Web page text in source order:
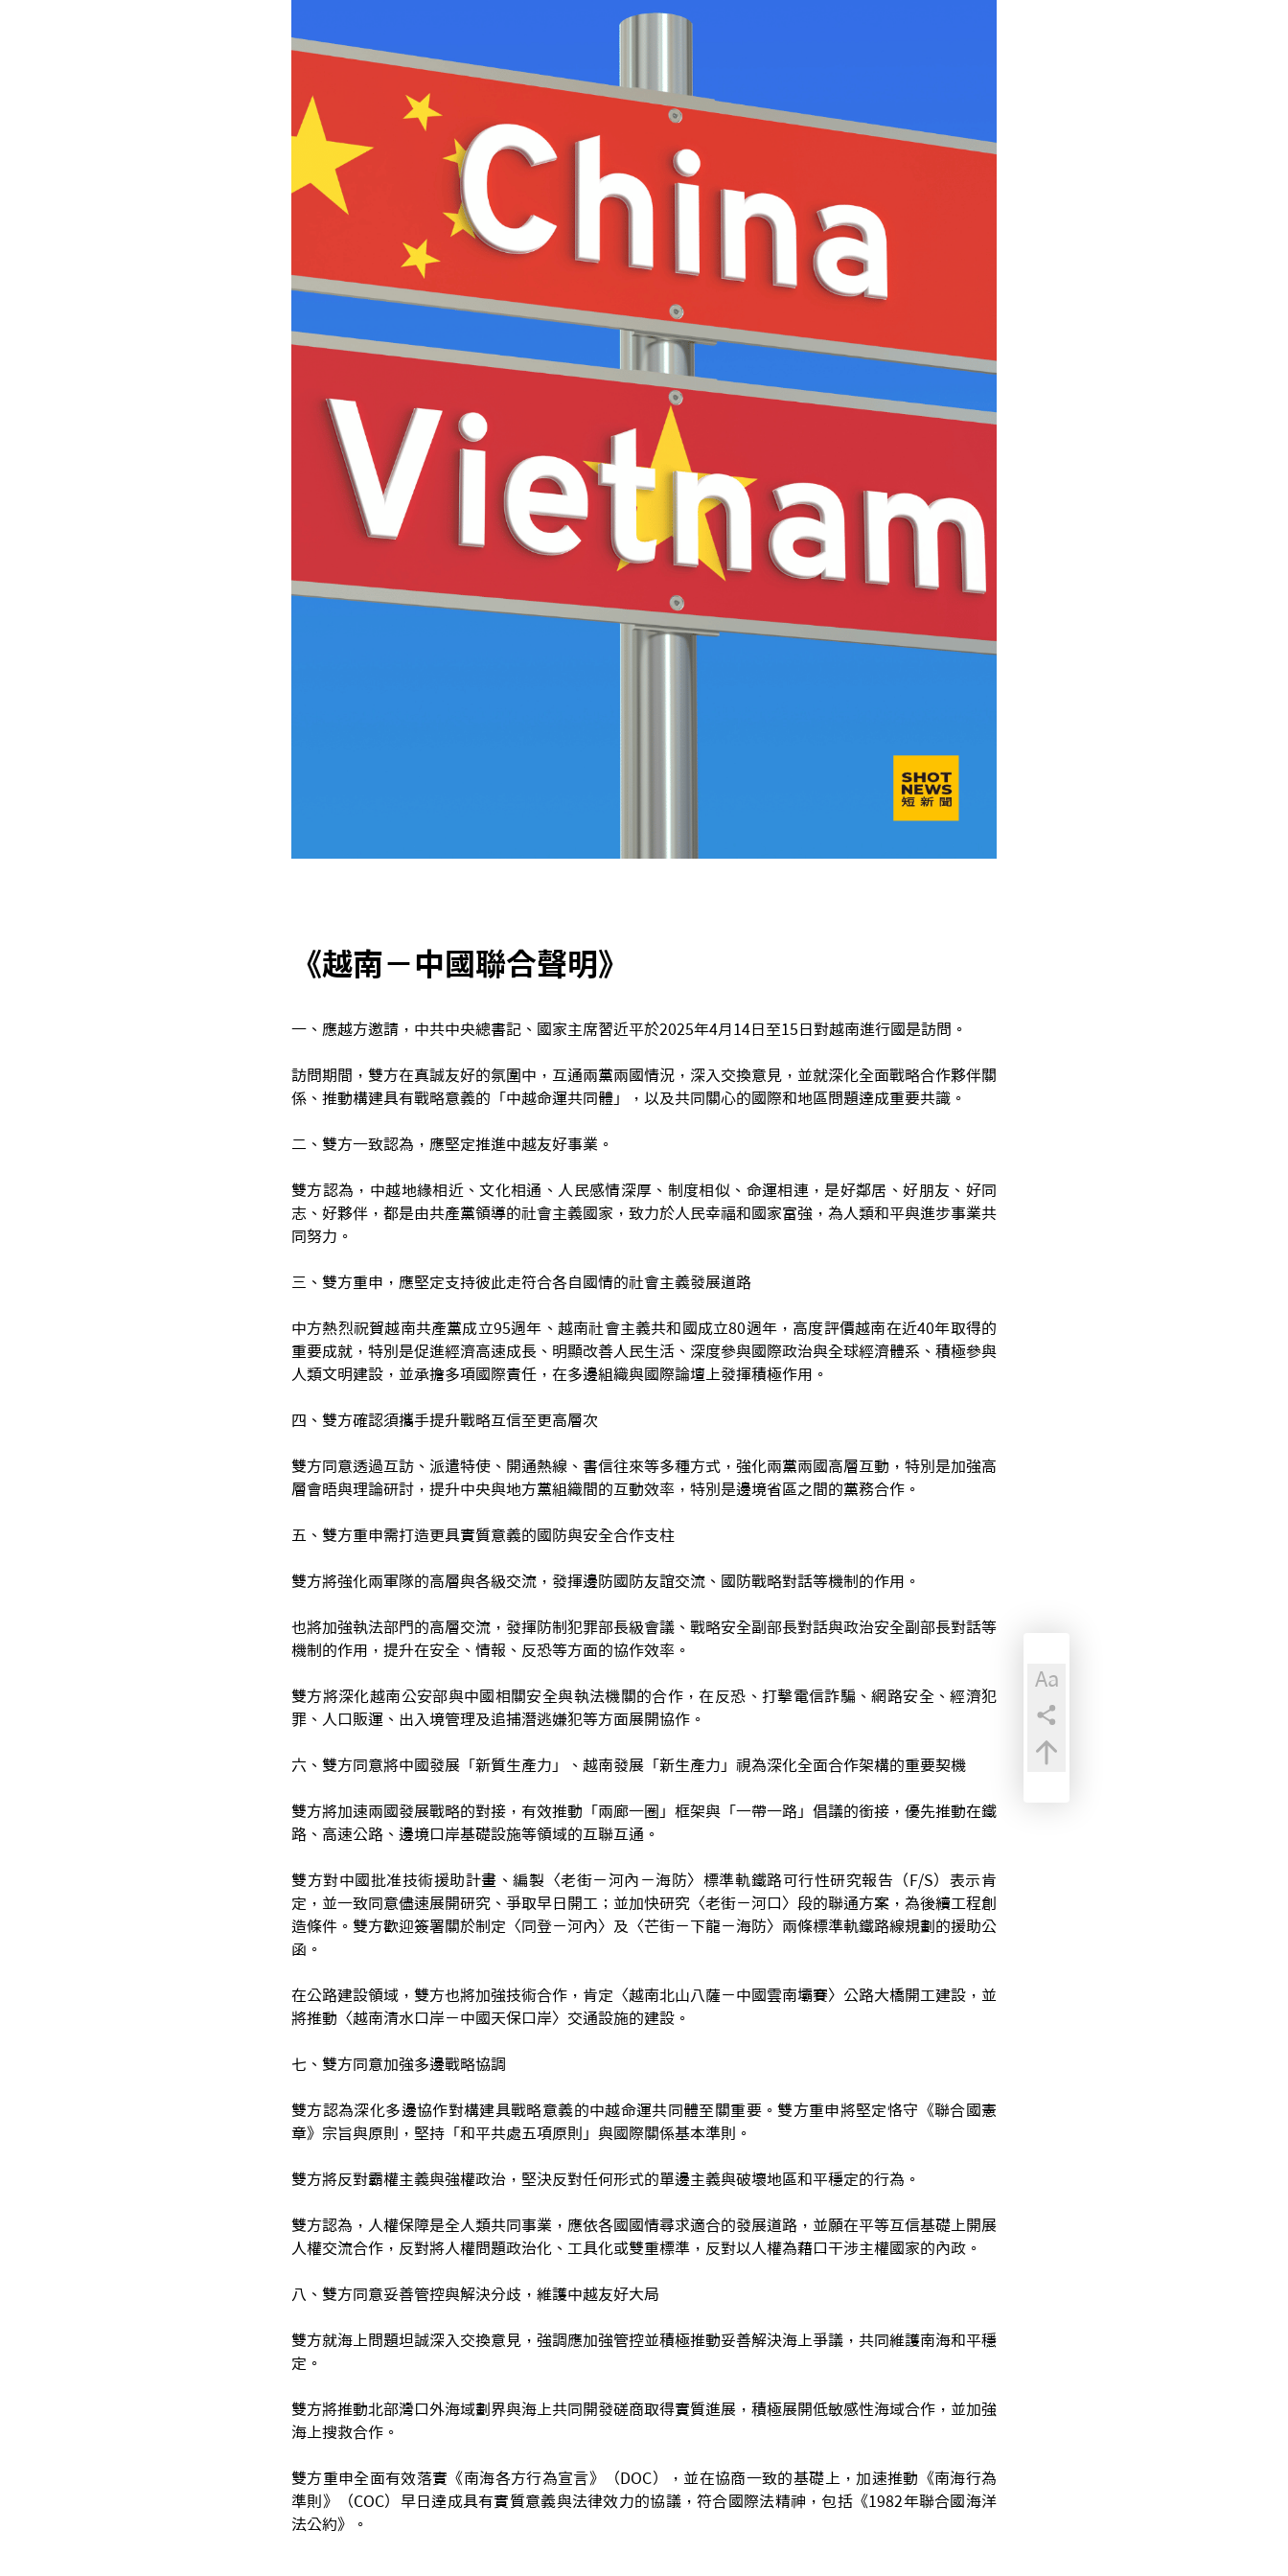
《越南－中國聯合聲明》
一、應越方邀請，中共中央總書記、國家主席習近平於2025年4月14日至15日對越南進行國是訪問。
訪問期間，雙方在真誠友好的氛圍中，互通兩黨兩國情況，深入交換意見，並就深化全面戰略合作夥伴關
係、推動構建具有戰略意義的「中越命運共同體」，以及共同關心的國際和地區問題達成重要共識。
二、雙方一致認為，應堅定推進中越友好事業。
雙方認為，中越地緣相近、文化相通、人民感情深厚、制度相似、命運相連，是好鄰居、好朋友、好同
志、好夥伴，都是由共產黨領導的社會主義國家，致力於人民幸福和國家富強，為人類和平與進步事業共
同努力。
三、雙方重申，應堅定支持彼此走符合各自國情的社會主義發展道路
中方熱烈祝賀越南共產黨成立95週年、越南社會主義共和國成立80週年，高度評價越南在近40年取得的
重要成就，特別是促進經濟高速成長、明顯改善人民生活、深度參與國際政治與全球經濟體系、積極參與
人類文明建設，並承擔多項國際責任，在多邊組織與國際論壇上發揮積極作用。
四、雙方確認須攜手提升戰略互信至更高層次
雙方同意透過互訪、派遣特使、開通熱線、書信往來等多種方式，強化兩黨兩國高層互動，特別是加強高
層會晤與理論研討，提升中央與地方黨組織間的互動效率，特別是邊境省區之間的黨務合作。
五、雙方重申需打造更具實質意義的國防與安全合作支柱
雙方將強化兩軍隊的高層與各級交流，發揮邊防國防友誼交流、國防戰略對話等機制的作用。
也將加強執法部門的高層交流，發揮防制犯罪部長級會議、戰略安全副部長對話與政治安全副部長對話等
機制的作用，提升在安全、情報、反恐等方面的協作效率。
雙方將深化越南公安部與中國相關安全與執法機關的合作，在反恐、打擊電信詐騙、網路安全、經濟犯
罪、人口販運、出入境管理及追捕潛逃嫌犯等方面展開協作。
六、雙方同意將中國發展「新質生產力」、越南發展「新生產力」視為深化全面合作架構的重要契機
雙方將加速兩國發展戰略的對接，有效推動「兩廊一圈」框架與「一帶一路」倡議的銜接，優先推動在鐵
路、高速公路、邊境口岸基礎設施等領域的互聯互通。
雙方對中國批准技術援助計畫、編製〈老街－河內－海防〉標準軌鐵路可行性研究報告（F/S）表示肯
定，並一致同意儘速展開研究、爭取早日開工；並加快研究〈老街－河口〉段的聯通方案，為後續工程創
造條件。雙方歡迎簽署關於制定〈同登－河內〉及〈芒街－下龍－海防〉兩條標準軌鐵路線規劃的援助公
函。
在公路建設領域，雙方也將加強技術合作，肯定〈越南北山八薩－中國雲南壩賽〉公路大橋開工建設，並
將推動〈越南清水口岸－中國天保口岸〉交通設施的建設。
七、雙方同意加強多邊戰略協調
雙方認為深化多邊協作對構建具戰略意義的中越命運共同體至關重要。雙方重申將堅定恪守《聯合國憲
章》宗旨與原則，堅持「和平共處五項原則」與國際關係基本準則。
雙方將反對霸權主義與強權政治，堅決反對任何形式的單邊主義與破壞地區和平穩定的行為。
雙方認為，人權保障是全人類共同事業，應依各國國情尋求適合的發展道路，並願在平等互信基礎上開展
人權交流合作，反對將人權問題政治化、工具化或雙重標準，反對以人權為藉口干涉主權國家的內政。
八、雙方同意妥善管控與解決分歧，維護中越友好大局
雙方就海上問題坦誠深入交換意見，強調應加強管控並積極推動妥善解決海上爭議，共同維護南海和平穩
定。
雙方將推動北部灣口外海域劃界與海上共同開發磋商取得實質進展，積極展開低敏感性海域合作，並加強
海上搜救合作。
雙方重申全面有效落實《南海各方行為宣言》（DOC），並在協商一致的基礎上，加速推動《南海行為
準則》（COC）早日達成具有實質意義與法律效力的協議，符合國際法精神，包括《1982年聯合國海洋
法公約》。
Aa